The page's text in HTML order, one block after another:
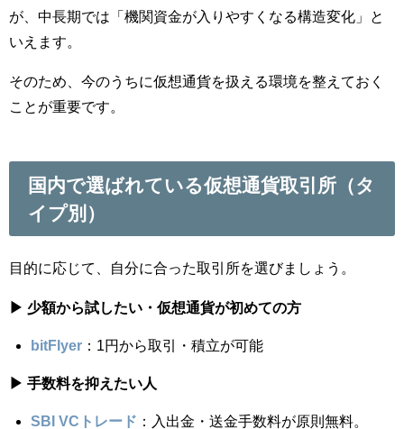
が、中長期では「機関資金が入りやすくなる構造変化」と
いえます。
そのため、今のうちに仮想通貨を扱える環境を整えておく
ことが重要です。
国内で選ばれている仮想通貨取引所（タ
イプ別）
目的に応じて、自分に合った取引所を選びましょう。
▶ 少額から試したい・仮想通貨が初めての方
bitFlyer ：1円から取引・積立が可能
▶ 手数料を抑えたい人
SBI VCトレード ：入出金・送金手数料が原則無料。